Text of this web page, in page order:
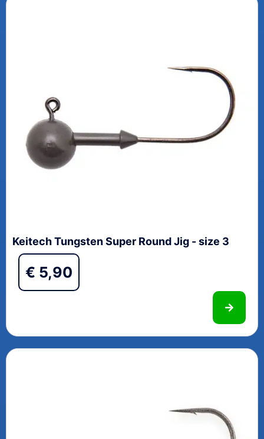
Keitech Tungsten Super Round Jig - size 3
€ 5,90